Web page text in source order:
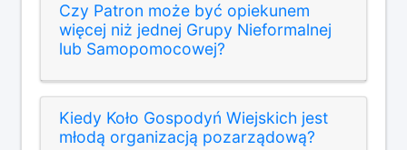
Czy Patron może być opiekunem
więcej niż jednej Grupy Nieformalnej
lub Samopomocowej?
Kiedy Koło Gospodyń Wiejskich jest
młodą organizacją pozarządową?